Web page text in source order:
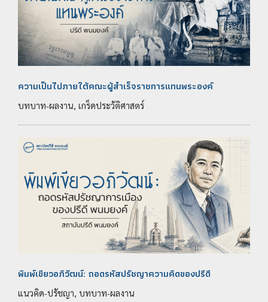
ความเป็นไปภายใต้คณะผู้สำเร็จราชการแทนพระองค์
บทบาท-ผลงาน, เกร็ดประวัติศาสตร์
พิมพ์เขียวอภิวัฒน์: ถอดรหัสปรัชญาความคิดของปรีดี
แนวคิด-ปรัชญา, บทบาท-ผลงาน